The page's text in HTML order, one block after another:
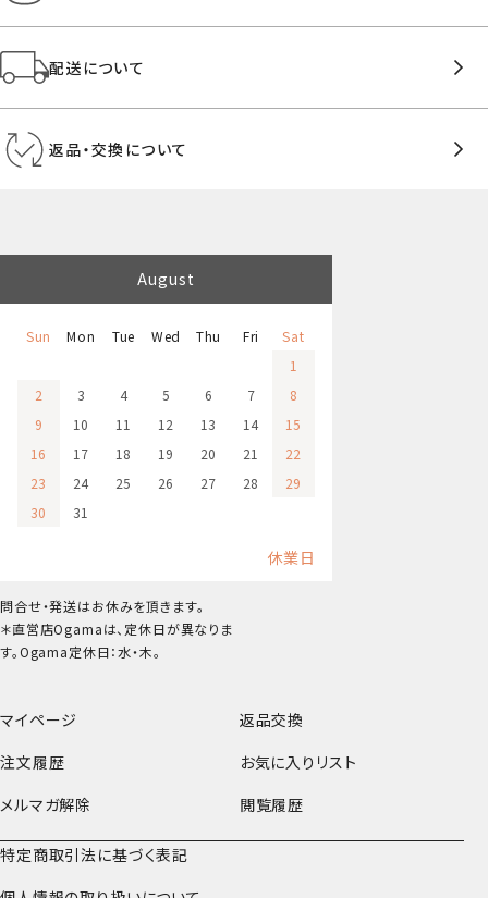
配送について
返品・交換について
マイページ
返品交換
注文履歴
お気に入りリスト
メルマガ解除
閲覧履歴
特定商取引法に基づく表記
August
Sun Mon Tue Wed Thu Fri
Sat
1
2
3 4 5 6 7
8
9
10 11 12 13 14
15
16
17 18 19 20 21
22
23
24 25 26 27 28
29
30
31
休業日
問合せ・発送はお休みを頂きます。
＊直営店Ogamaは、定休日が異なりま
す。Ogama定休日：水・木。